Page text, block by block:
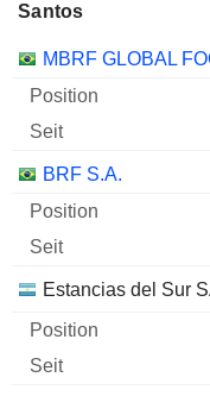
Santos
Unternehmen
MBRF GLOBAL
BRF S.A.
Estancias del Sur